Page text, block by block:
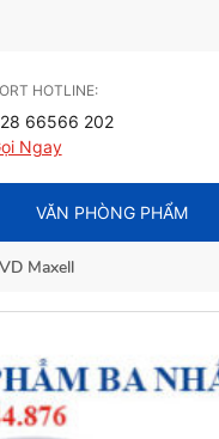
HOTLINE:
66566 202
Ngay
VĂN PHÒNG PHẨM
Maxell